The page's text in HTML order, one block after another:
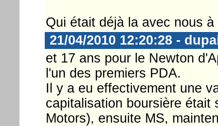
Qui était déjà la avec nous
21/04/2010 12:20:28 -
et 17 ans pour le Newton
l'un des premiers PDA.
Il y a eu effectivement une
capitalisation boursière était
Motors), ensuite MS,